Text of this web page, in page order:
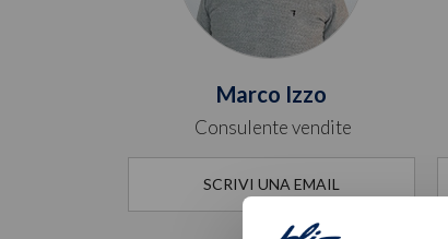
Marco Izzo
Consulente vendite
SCRIVI UNA EMAIL